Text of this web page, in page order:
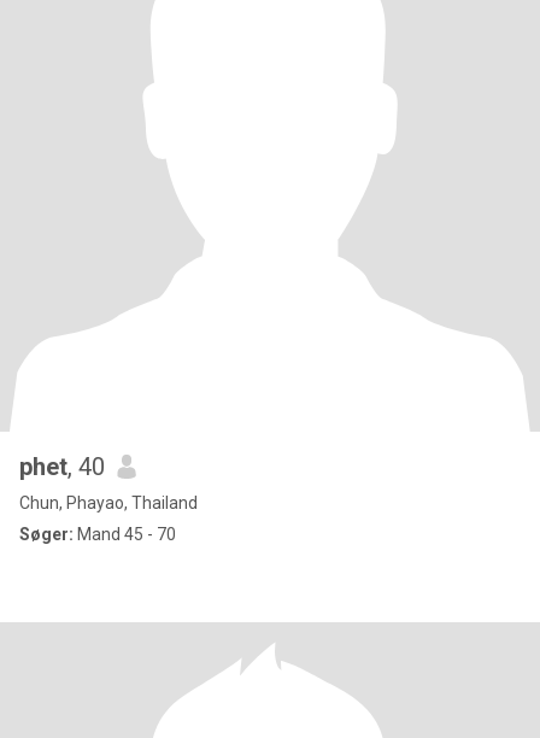
phet, 40
Chun, Phayao, Thailand
Søger: Mand 45 - 70